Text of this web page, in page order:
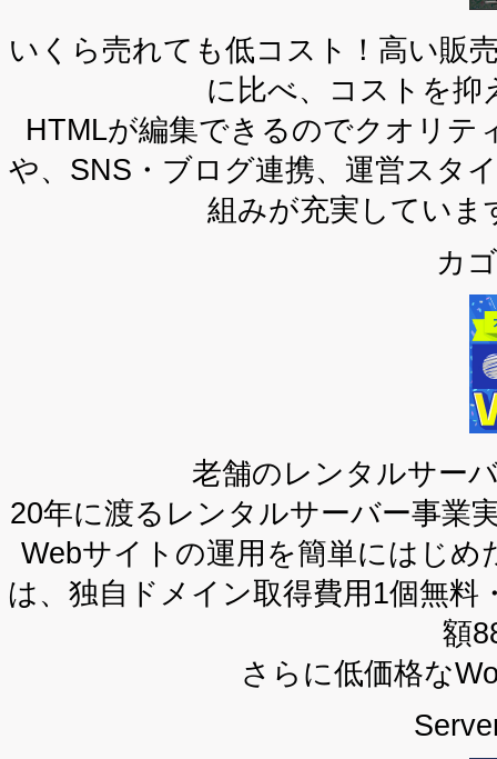
いくら売れても低コスト！高い販
に比べ、コストを抑
HTMLが編集できるのでクオリテ
や、SNS・ブログ連携、運営スタ
組みが充実していま
カ
老舗のレンタルサー
20年に渡るレンタルサーバー事業
Webサイトの運用を簡単にはじ
は、独自ドメイン取得費用1個無料
額
さらに低価格な